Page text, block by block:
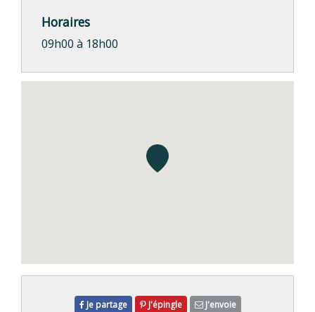
Horaires
09h00 à 18h00
Je partage J'épingle J'envoie